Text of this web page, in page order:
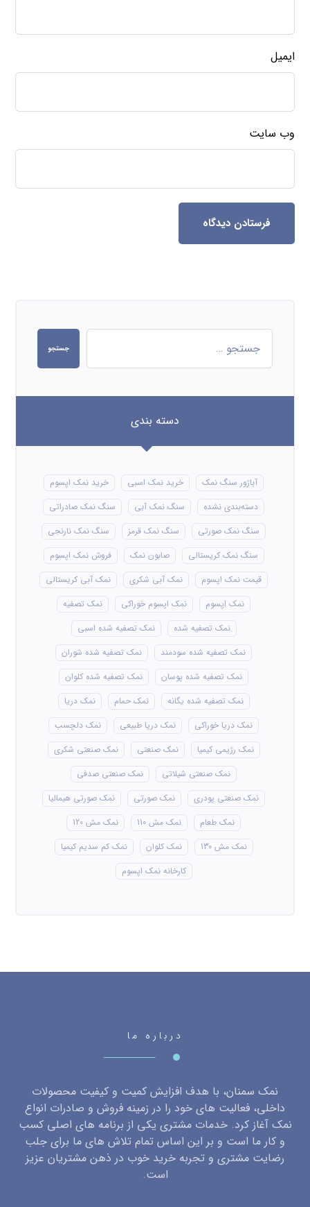
ایمیل
وب‌ سایت
فرستادن دیدگاه
جستجو
دسته بندی
آباژور سنگ نمک خرید نمک اسبی
خرید نمک اپسوم
دسته‌بندی نشده
سنگ نمک آبی
سنگ نمک صادراتی
سنگ نمک صورتی
سنگ نمک قرمز
سنگ نمک نارنجی
سنگ نمک کریستالی
صابون نمک
فروش نمک اپسوم
قیمت نمک اپسوم
نمک آبی شکری
نمک آبی کریستالی
نمک اپسوم
نمک اپسوم خوراکی
نمک تصفیه
نمک تصفیه شده
نمک تصفیه شده اسبی
نمک تصفیه شده سودمند
نمک تصفیه شده شوران
نمک تصفیه شده پوسان
نمک تصفیه شده کلوان
نمک تصفیه شده یگانه
نمک حمام
نمک دریا
نمک دریا خوراکی
نمک دریا طبیعی
نمک دلچسب
نمک رژیمی کیمیا
نمک صنعتی
نمک صنعتی شکری
نمک صنعتی شیلاتی
نمک صنعتی صدفی
نمک صنعتی پودری
نمک صورتی
نمک صورتی هیمالیا
نمک طعام
نمک مش 110
نمک مش 120
نمک مش 130
نمک کلوان
نمک کم سدیم کیمیا
کارخانه نمک اپسوم
درباره ما
نمک سمنان، با هدف افزایش کمیت و کیفیت محصولات
داخلی، فعالیت های خود را در زمینه فروش و صادرات انواع
نمک آغاز کرد. خدمات مشتری یکی از برنامه های اصلی کسب
و کار ما است و بر این اساس تمام تلاش های ما برای جلب
رضایت مشتری و تجربه خرید خوب در ذهن مشتریان عزیز
است.